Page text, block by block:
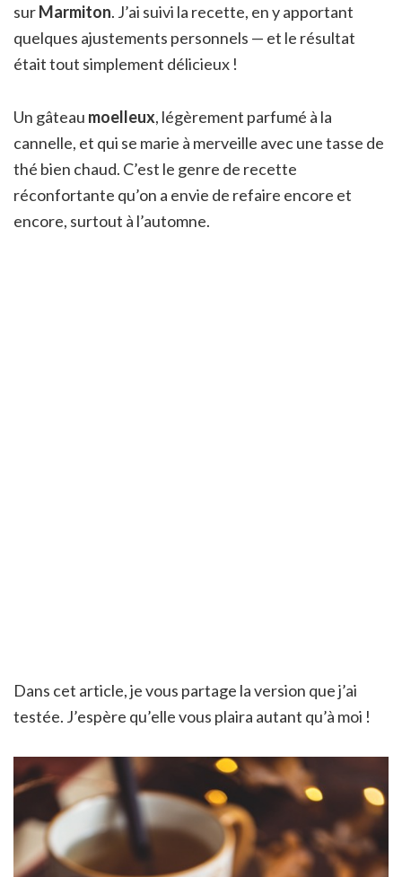
surMarmiton. J’ai suivi la recette, en y apportant
quelques ajustements personnels — et le résultat
était tout simplement délicieux !
Un gâteau moelleux, légèrement parfumé à la
cannelle, et qui se marie à merveille avec une tasse de
thé bien chaud. C’est le genre de recette
réconfortante qu’on a envie de refaire encore et
encore, surtout à l’automne.
Dans cet article, je vous partage la version que j’ai
testée. J’espère qu’elle vous plaira autant qu’à moi !